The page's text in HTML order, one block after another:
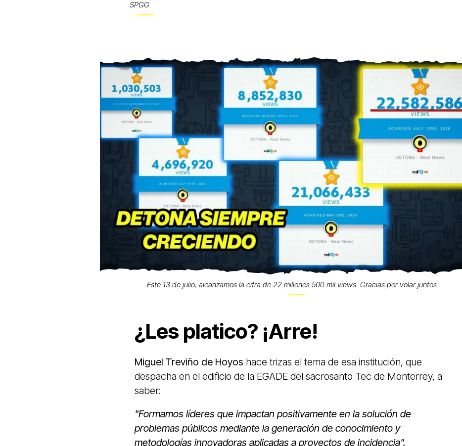
SPGG.
Este 13 de julio, alcanzamos la cifra de 22 millones 500 mil views. Gracias por volar juntos.
¿Les platico? ¡Arre!
Miguel Treviño de Hoyos hace trizas el tema de esa institución, que
despacha en el edificio de la EGADE del sacrosanto Tec de Monterrey, a
saber:
"Formamos líderes que impactan positivamente en la solución de
problemas públicos mediante la generación de conocimiento y
metodologías innovadoras aplicadas a proyectos de incidencia".